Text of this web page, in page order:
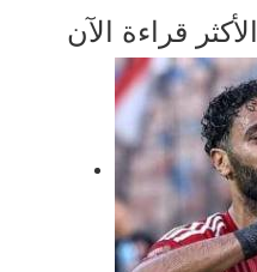
الأكثر قراءة الآن